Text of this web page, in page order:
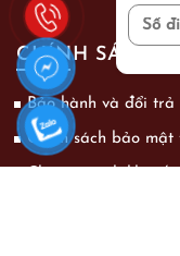
CHÍNH SÁCH
Bảo hành và đổi trả
Chính sách bảo